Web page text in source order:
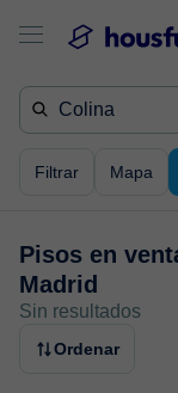
Filtrar Mapa
Pisos en
Madrid
Sin resultados
Ordenar